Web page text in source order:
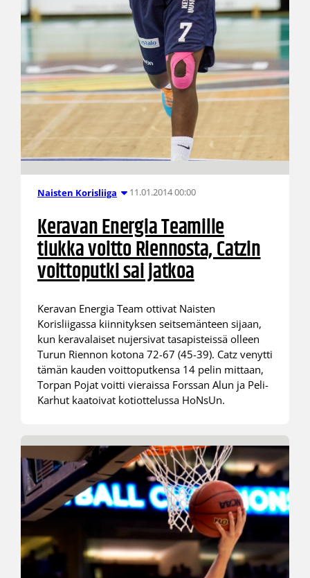
Naisten Korisliiga 11.01.2014 00:00
Keravan Energia Teamille
tiukka voitto Riennosta, Catzin
voittoputki sai jatkoa
Keravan Energia Team ottivat Naisten
Korisliigassa kiinnityksen seitsemänteen sijaan,
kun keravalaiset nujersivat tasapisteissä olleen
Turun Riennon kotona 72-67 (45-39). Catz venytti
tämän kauden voittoputkensa 14 pelin mittaan,
Torpan Pojat voitti vieraissa Forssan Alun ja Peli-
Karhut kaatoivat kotiottelussa HoNsUn.